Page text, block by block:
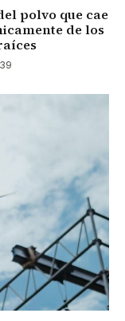
polvo que cae
de los